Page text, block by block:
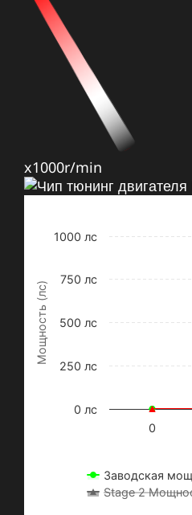
x1000r/min
Мощность (лс)
Заводская
Stage 2
0
0 лс
250 лс
500 лс
750 лс
1000 лс